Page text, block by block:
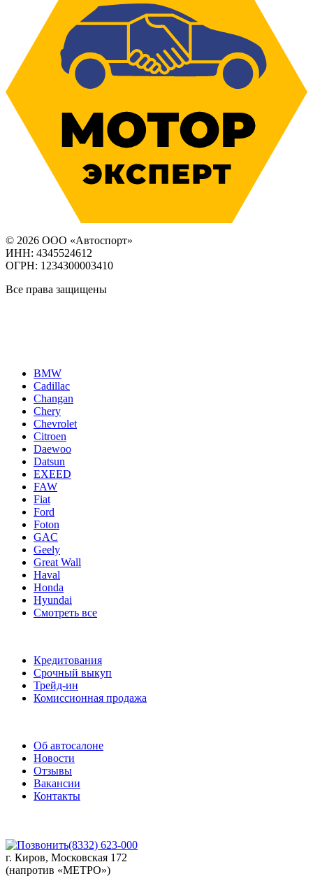
© 2026 ООО «Автоспорт»
ИНН: 4345524612
ОГРН: 1234300003410
Все права защищены
BMW
Cadillac
Changan
Chery
Chevrolet
Citroen
Daewoo
Datsun
EXEED
FAW
Fiat
Ford
Foton
GAC
Geely
Great Wall
Haval
Honda
Hyundai
Смотреть все
Кредитования
Срочный выкуп
Трейд-ин
Комиссионная продажа
Об автосалоне
Новости
Отзывы
Вакансии
Контакты
(8332) 623-000
г. Киров, Московская 172
(напротив «МЕТРО»)